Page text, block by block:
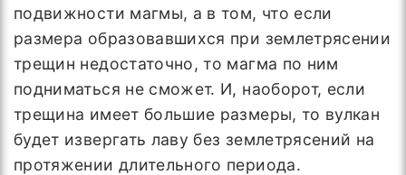
подвижности магмы, а в том, что если
размера образовавшихся при землетрясении
трещин недостаточно, то магма по ним
подниматься не сможет. И, наоборот, если
трещина имеет большие размеры, то вулкан
будет извергать лаву без землетрясений на
протяжении длительного периода.